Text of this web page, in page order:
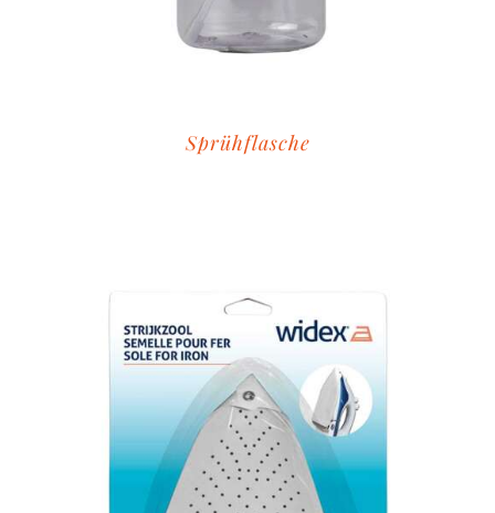
Sprühflasche